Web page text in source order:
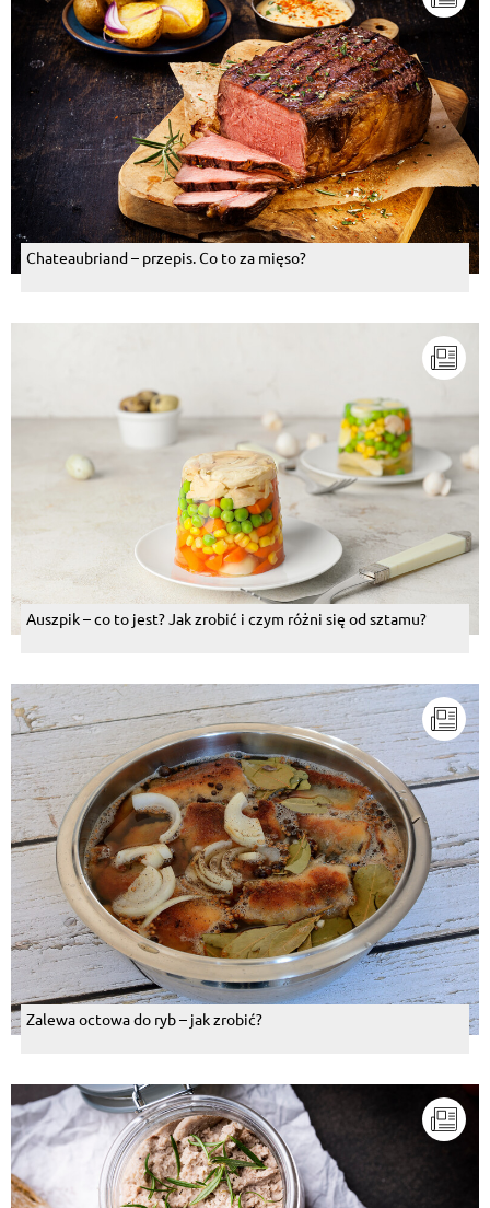
Chateaubriand – przepis. Co to za mięso?
Auszpik – co to jest? Jak zrobić i czym różni się od sztamu?
Zalewa octowa do ryb – jak zrobić?